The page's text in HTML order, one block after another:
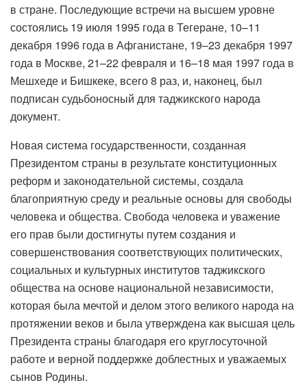
в стране. Последующие встречи на высшем уровне
состоялись 19 июля 1995 года в Тегеране, 10–11
декабря 1996 года в Афганистане, 19–23 декабря 1997
года в Москве, 21–22 февраля и 16–18 мая 1997 года в
Мешхеде и Бишкеке, всего 8 раз, и, наконец, был
подписан судьбоносный для таджикского народа
документ.
Новая система государственности, созданная
Президентом страны в результате конституционных
реформ и законодательной системы, создала
благоприятную среду и реальные основы для свободы
человека и общества. Свобода человека и уважение
его прав были достигнуты путем создания и
совершенствования соответствующих политических,
социальных и культурных институтов таджикского
общества на основе национальной независимости,
которая была мечтой и делом этого великого народа на
протяжении веков и была утверждена как высшая цель
Президента страны благодаря его круглосуточной
работе и верной поддержке доблестных и уважаемых
сынов Родины.